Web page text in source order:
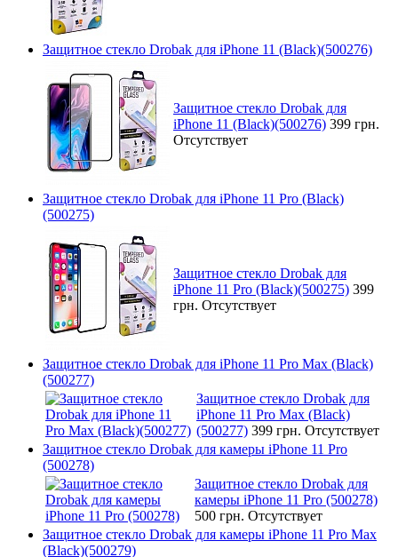
Защитное стекло Drobak для iPhone 11 (Black)(500276)
Защитное стекло Drobak для
iPhone 11 (Black)(500276) 399 грн.
Отсутствует
Защитное стекло Drobak для iPhone 11 Pro (Black)
(500275)
Защитное стекло Drobak для
iPhone 11 Pro (Black)(500275) 399
грн. Отсутствует
Защитное стекло Drobak для iPhone 11 Pro Max (Black)
(500277)
Защитное стекло Drobak для
iPhone 11 Pro Max (Black)
(500277) 399 грн. Отсутствует
Защитное стекло Drobak для камеры iPhone 11 Pro
(500278)
Защитное стекло Drobak для
камеры iPhone 11 Pro (500278)
500 грн. Отсутствует
Защитное стекло Drobak для камеры iPhone 11 Pro Max
(Black)(500279)